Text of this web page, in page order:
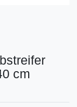
cm